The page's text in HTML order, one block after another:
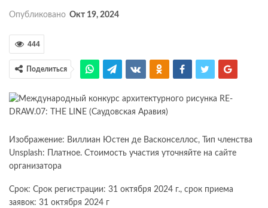
Опубликовано Окт 19, 2024
444
Поделиться
Изображение: Виллиан Юстен де Васконселлос, Тип членства
Unsplash: Платное. Стоимость участия уточняйте на сайте
организатора
Срок: Срок регистрации: 31 октября 2024 г., срок приема
заявок: 31 октября 2024 г